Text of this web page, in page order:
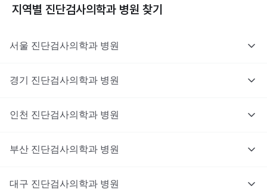
지역별 진단검사의학과 병원 찾기
서울 진단검사의학과 병원
경기 진단검사의학과 병원
인천 진단검사의학과 병원
부산 진단검사의학과 병원
대구 진단검사의학과 병원